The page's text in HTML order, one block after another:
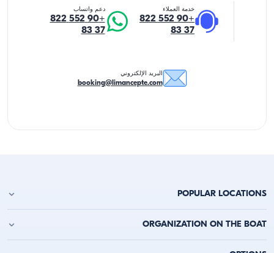
خدمة العملاء
+90 552 822
37 83
دعم واتساب
+90 552 822
37 83
البريد الإلكتروني
booking@limancepte.com
POPULAR LOCATIONS
استئجار يخت في أنطاليا
ORGANIZATION ON THE BOAT